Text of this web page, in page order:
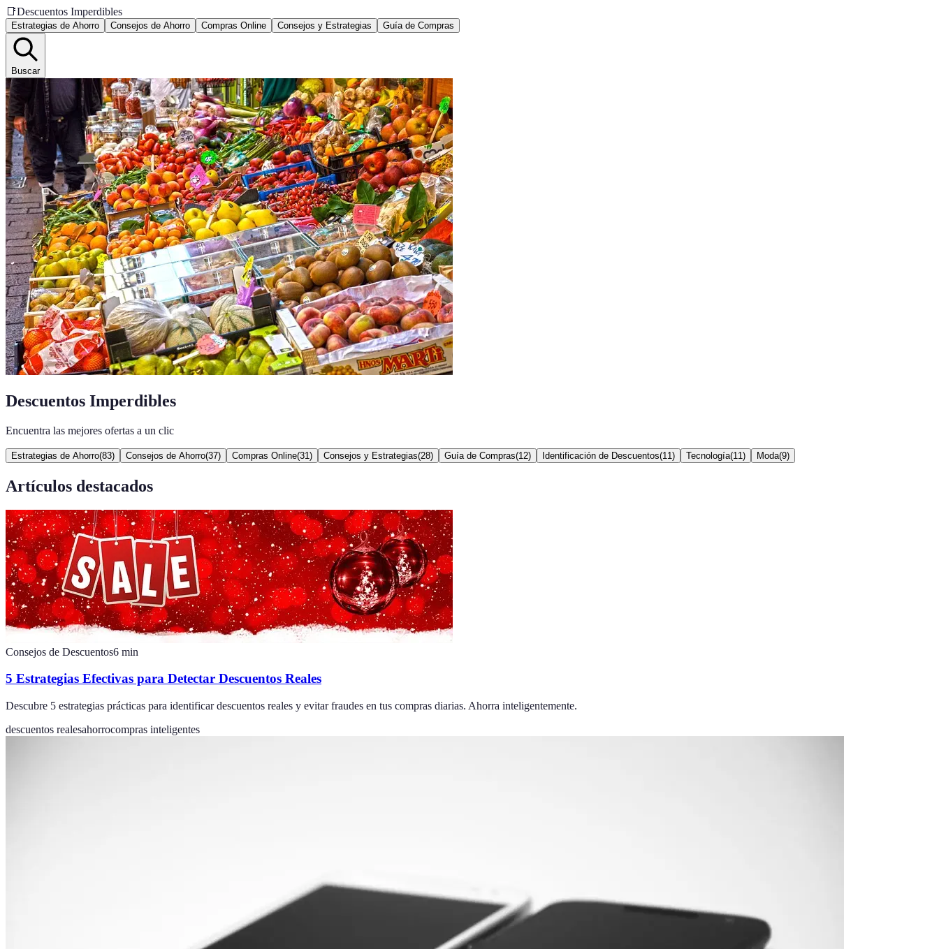
📑Descuentos Imperdibles
Estrategias de Ahorro Consejos de Ahorro Compras Online Consejos y Estrategias Guía de Compras
Buscar
Descuentos Imperdibles
Encuentra las mejores ofertas a un clic
Estrategias de Ahorro(83) Consejos de Ahorro(37) Compras Online(31 ) Consejos y Estrategias(28) Guía de Compras(12) Identificación de Descuentos(11 ) Tecnología(11 ) Moda(9)
Artículos destacados
Consejos de Descuentos6 min
5 Estrategias Efectivas para Detectar Descuentos Reales
Descubre 5 estrategias prácticas para identificar descuentos reales y evitar fraudes en tus compras diarias. Ahorra inteligentemente.
descuentos realesahorrocompras inteligentes